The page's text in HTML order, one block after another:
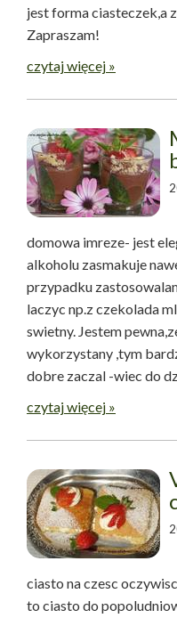
jest forma ciasteczek,a
Zapraszam!
czytaj więcej »
domowa imreze- jest
alkoholu zasmakuje
przypadku
laczyc np.z czekolada
swietny. Jestem
wykorzystany ,tym
dobre zaczal -wiec do
czytaj więcej »
ciasto na czesc
to ciasto do